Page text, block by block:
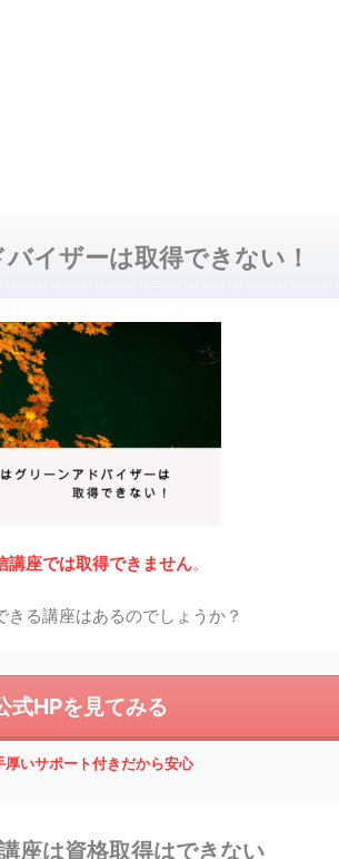
イザーは取得できない！
講座では取得できません。
る講座はあるのでしょうか？
式HPを見てみる
厚いサポート付きだから安心
座は資格取得はできない